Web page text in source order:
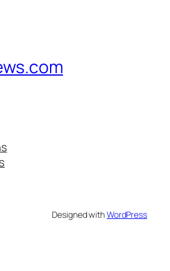
Designed withWordPress